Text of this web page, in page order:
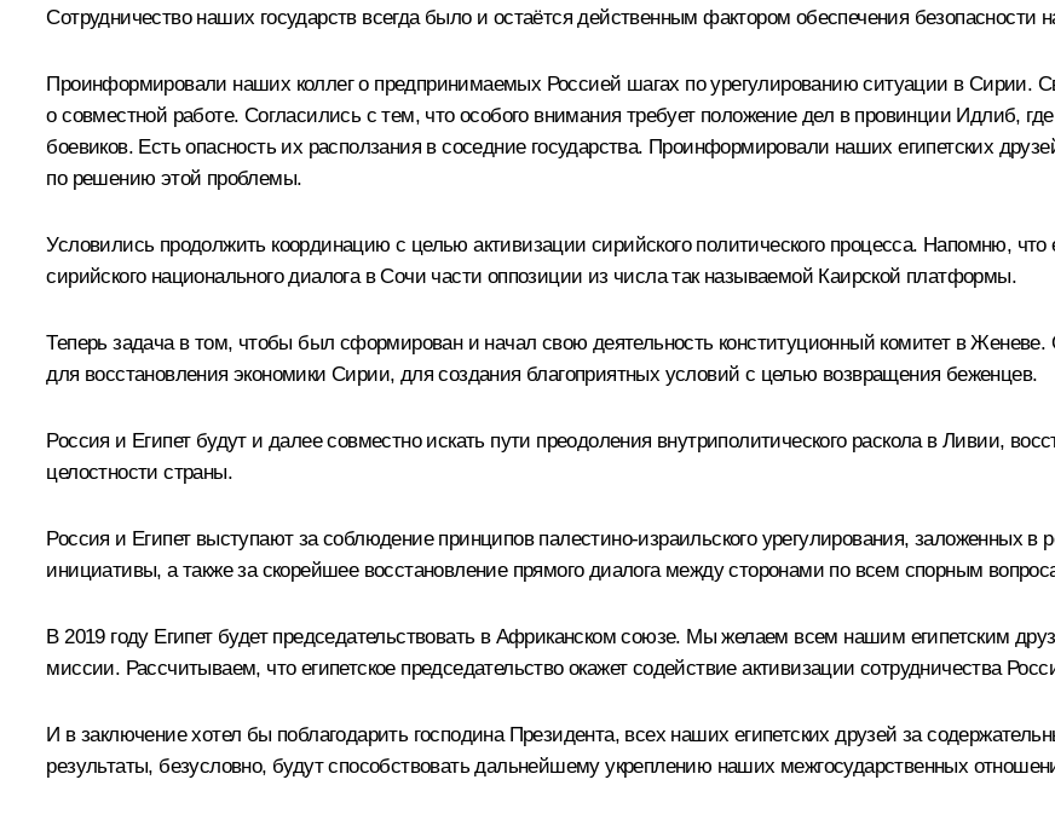
Сотрудничество наших государств всегда было и остаётся действенным фактором обеспечения
Проинформировали наших коллег о предпринимаемых Россией шагах по урегулированию ситуации в Сирии.
о совместной работе. Согласились с тем, что особого внимания требует положение дел в провинции Идлиб,
боевиков. Есть опасность их расползания в соседние государства. Проинформировали наших египетских
по решению этой проблемы.
Условились продолжить координацию с целью активизации сирийского политического процесса. Напомню, что
сирийского национального диалога в Сочи части оппозиции из числа так называемой Каирской платформы.
Теперь задача в том, чтобы был сформирован и начал свою деятельность конституционный комитет в
для восстановления экономики Сирии, для создания благоприятных условий с целью возвращения беженцев.
Россия и Египет будут и далее совместно искать пути преодоления внутриполитического раскола в Ливии,
целостности страны.
Россия и Египет выступают за соблюдение принципов палестино-израильского урегулирования, заложенных
инициативы, а также за скорейшее восстановление прямого диалога между сторонами по всем спорным
В 2019 году Египет будет председательствовать в Африканском союзе. Мы желаем всем нашим египетским
миссии. Рассчитываем, что египетское председательство окажет содействие активизации сотрудничества
И в заключение хотел бы поблагодарить господина Президента, всех наших египетских друзей за
результаты, безусловно, будут способствовать дальнейшему укреплению наших межгосударственных